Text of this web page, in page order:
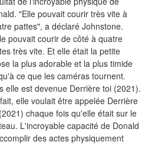
"Elle pouvait courir très vite à
pattes", a déclaré Johnstone.
pouvait courir de côté à quatre
très vite. Et elle était la petite
la plus adorable et la plus timide
ce que les caméras tournent.
elle est devenue Derrière toi (2021).
elle voulait être appelée Derrière
chaque fois qu'elle était sur le
L'incroyable capacité de Donald
des actes physiquement